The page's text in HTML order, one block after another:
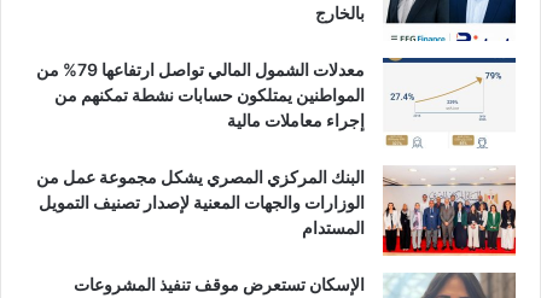
بالخارج
معدلات الشمول المالي تواصل ارتفاعها 79% من
المواطنين يمتلكون حسابات نشطة تمكنهم من
إجراء معاملات مالية
البنك المركزي المصري يشكل مجموعة عمل من
الوزارات والجهات المعنية لإصدار تصنيف التمويل
المستدام
الإسكان تستعرض موقف تنفيذ المشروعات